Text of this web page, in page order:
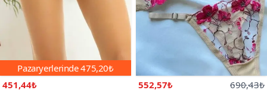
Pazaryerlerinde475,20₺
451,44₺
552,57₺ 690,43₺